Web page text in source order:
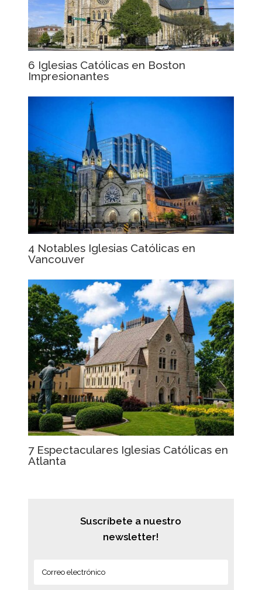
6 Iglesias Católicas en Boston
Impresionantes
4 Notables Iglesias Católicas en
Vancouver
7 Espectaculares Iglesias Católicas en
Atlanta
Suscríbete a nuestro
newsletter!